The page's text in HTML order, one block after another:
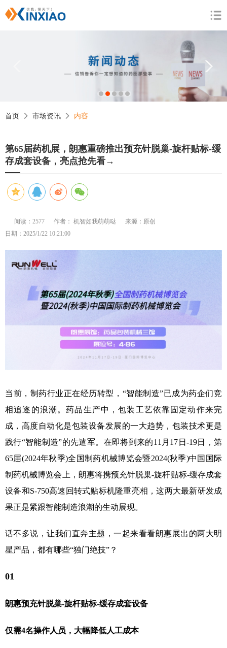
1 2 3 4 5
首页 市场资讯 内容
第65届药机展，朗惠重磅推出预充针脱巢-旋杆贴标-缓
存成套设备，亮点抢先看→
阅读：2577 作者： 机智如我萌萌哒
来源：原创
日期：2025/1/22 10:21:00
当前，制药行业正在经历转型，“智能制造”已成为药企们竞
相追逐的浪潮。药品生产中，包装工艺依靠固定动作来完
成，高度自动化是包装设备发展的一大趋势，包装技术更是
践行“智能制造”的先遣军。在即将到来的11月17日-19日，第
65届(2024年秋季)全国制药机械博览会暨2024(秋季)中国国际
制药机械博览会上，朗惠将携预充针脱巢-旋杆贴标-缓存成套
设备和S-750高速回转式贴标机隆重亮相，这两大最新研发成
果正是紧跟智能制造浪潮的生动展现。
话不多说，让我们直奔主题，一起来看看朗惠展出的两大明
星产品，都有哪些“独门绝技”？
01
朗惠预充针脱巢-旋杆贴标-缓存成套设备
仅需4名操作人员，大幅降低人工成本